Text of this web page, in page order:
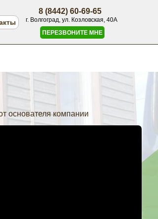
ПЕРЕЗВОНИТЕ МНЕ
г. Волгоград, ул. Козловская, 40А
8 (8442) 60-69-65
основателя компании